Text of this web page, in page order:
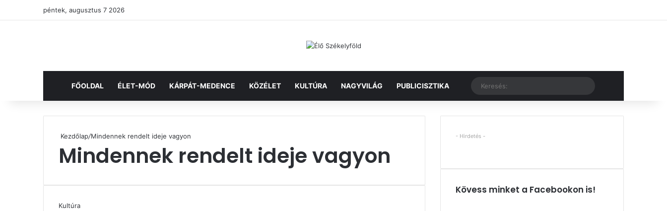
péntek, augusztus 7 2026
FŐOLDAL ÉLET-MÓD KÁRPÁT-MEDENCE KÖZÉLET KULTÚRA NAGYVILÁG PUBLICISZTIKA Véletlen cikk
Kezdőlap/Mindennek rendelt ideje vagyon
Mindennek rendelt ideje vagyon
Kultúra
- Hirdetés -
Kövess minket a Facebookon is!